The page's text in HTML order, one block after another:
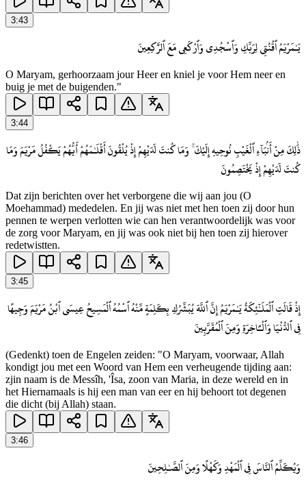
3:43
يَـٰمَرْيَمُ ٱقْنُتِى لِرَبِّكِ وَٱسْجُدِى وَٱرْكَعِى مَعَ ٱلرَّٰكِعِينَ
O Maryam, gerhoorzaam jour Heer en kniel je voor Hem neer en
buig je met de buigenden."
3:44
ذَٰلِكَ مِنْ أَنۢبَآءِ ٱلْغَيْبِ نُوحِيهِ إِلَيْكَ ۚ وَمَا كُنتَ لَدَيْهِمْ إِذْ يُلْقُونَ أَقْلَـٰمَهُمْ أَيُّهُمْ يَكْفُلُ مَرْيَمَ وَمَا
كُنتَ لَدَيْهِمْ إِذْ يَخْتَصِمُونَ
Dat zijn berichten over het verborgene die wij aan jou (O
Moehammad) mededelen. En jij was niet met hen toen zij door hun
pennen te werpen verlotten wie can hen verantwoordelijk was voor
de zorg voor Maryam, en jij was ook niet bij hen toen zij hierover
redetwistten.
3:45
إِذْ قَالَتِ ٱلْمَلَـٰٓئِكَةُ يَـٰمَرْيَمُ إِنَّ ٱللَّهَ يُبَشِّرُكِ بِكَلِمَةٍ مِّنْهُ ٱسْمُهُ ٱلْمَسِيحُ عِيسَى ٱبْنُ مَرْيَمَ وَجِيهًا
فِى ٱلدُّنْيَا وَٱلْـَٔاخِرَةِ وَمِنَ ٱلْمُقَرَّبِينَ
(Gedenkt) toen de Engelen zeiden: "O Maryam, voorwaar, Allah
kondigt jou met een Woord van Hem een verheugende tijding aan:
zjin naam is de Messîh, 'Îsa, zoon van Maria, in deze wereld en in
het Hiernamaals is hij een man van eer en hij behoort tot degenen
die dicht (bij Allah) staan.
3:46
وَيُكَلِّمُ ٱلنَّاسَ فِى ٱلْمَهْدِ وَكَهْلًا وَمِنَ ٱلصَّـٰلِحِينَ